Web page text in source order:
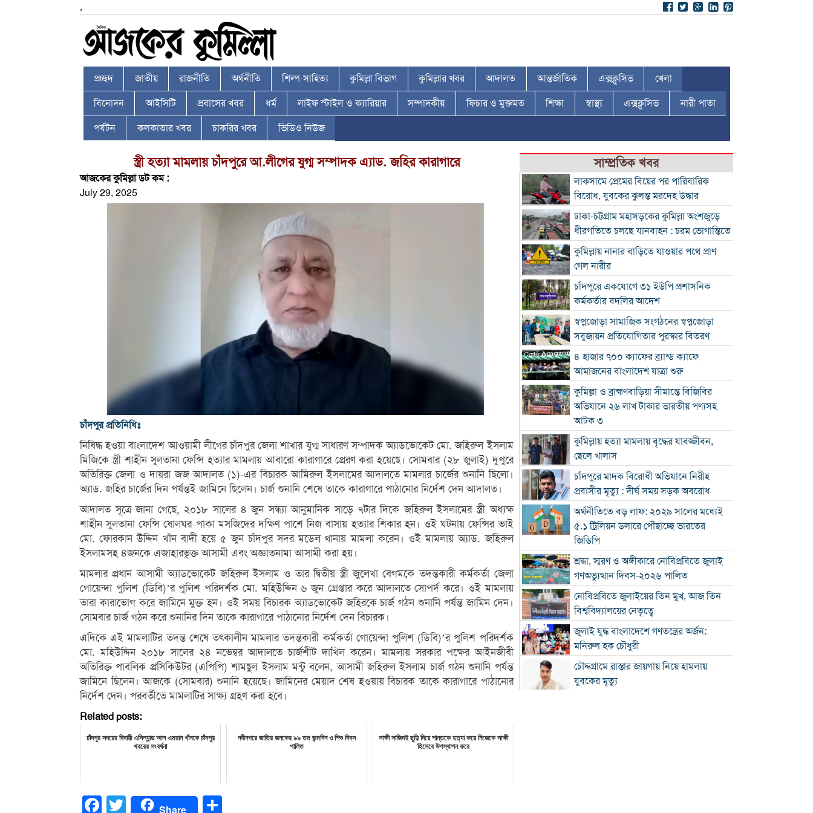
,
প্রচ্ছদ জাতীয় রাজনীতি অর্থনীতি শিল্প-সাহিত্য কুমিল্লা বিভাগ কুমিল্লার খবর আদালত আন্তর্জাতিক এক্সক্লুসিভ খেলা
বিনোদন আইসিটি প্রবাসের খবর ধর্ম লাইফ স্টাইল ও ক্যারিয়ার সম্পাদকীয় ফিচার ও মুক্তমত শিক্ষা স্বাস্থ্য এক্সক্লুসিভ নারী পাতা
পর্যটন কলকাতার খবর চাকরির খবর ভিডিও নিউজ
স্ত্রী হত্যা মামলায় চাঁদপুরে আ.লীগের যুগ্ম সম্পাদক এ্যাড. জহির কারাগারে
আজকের কুমিল্লা ডট কম :
July 29, 2025
চাঁদপুর প্রতিনিধিঃ
নিষিদ্ধ হওয়া বাংলাদেশ আওয়ামী লীগের চাঁদপুর জেলা শাখার যুগ্ম সাধারণ সম্পাদক অ্যাডভোকেট মো. জহিরুল ইসলাম
মিজিকে স্ত্রী শাহীন সুলতানা ফেন্সি হত্যার মামলায় আবারো কারাগারে প্রেরণ করা হয়েছে। সোমবার (২৮ জুলাই) দুপুরে
অতিরিক্ত জেলা ও দায়রা জজ আদালত (১)-এর বিচারক আমিরুল ইসলামের আদালতে মামলার চার্জের শুনানি ছিলো।
অ্যাড. জহির চার্জের দিন পর্যন্তই জামিনে ছিলেন। চার্জ শুনানি শেষে তাকে কারাগারে পাঠানোর নির্দেশ দেন আদালত।
আদালত সূত্রে জানা গেছে, ২০১৮ সালের ৪ জুন সন্ধ্যা আনুমানিক সাড়ে ৭টার দিকে জহিরুল ইসলামের স্ত্রী অধ্যক্ষ
শাহীন সুলতানা ফেন্সি ষোলঘর পাকা মসজিদের দক্ষিণ পাশে নিজ বাসায় হত্যার শিকার হন। ওই ঘটনায় ফেন্সির ভাই
মো. ফোরকান উদ্দিন খাঁন বাদী হয়ে ৫ জুন চাঁদপুর সদর মডেল থানায় মামলা করেন। ওই মামলায় অ্যাড. জহিরুল
ইসলামসহ ৪জনকে এজাহারভুক্ত আসামী এবং অজ্ঞাতনামা আসামী করা হয়।
মামলার প্রধান আসামী অ্যাডভোকেট জহিরুল ইসলাম ও তার দ্বিতীয় স্ত্রী জুলেখা বেগমকে তদন্তকারী কর্মকর্তা জেলা
গোয়েন্দা পুলিশ (ডিবি)’র পুলিশ পরিদর্শক মো. মহিউদ্দিন ৬ জুন গ্রেপ্তার করে আদালতে সোপর্দ করে। ওই মামলায়
তারা কারাভোগ করে জামিনে মুক্ত হন। ওই সময় বিচারক অ্যাডভোকেট জহিরকে চার্জ গঠন শুনানি পর্যন্ত জামিন দেন।
সোমবার চার্জ গঠন করে শুনানির দিন তাকে কারাগারে পাঠানোর নির্দেশ দেন বিচারক।
এদিকে এই মামলাটির তদন্ত শেষে তৎকালীন মামলার তদন্তকারী কর্মকর্তা গোয়েন্দা পুলিশ (ডিবি)’র পুলিশ পরিদর্শক
মো. মহিউদ্দিন ২০১৮ সালের ২৪ নভেম্বর আদালতে চার্জশীট দাখিল করেন। মামলায় সরকার পক্ষের আইনজীবী
অতিরিক্ত পাবলিক প্রসিকিউটর (এপিপি) শামছুল ইসলাম মন্টু বলেন, আসামী জহিরুল ইসলাম চার্জ গঠন শুনানি পর্যন্ত
জামিনে ছিলেন। আজকে (সোমবার) শুনানি হয়েছে। জামিনের মেয়াদ শেষ হওয়ায় বিচারক তাকে কারাগারে পাঠানোর
নির্দেশ দেন। পরবর্তীতে মামলাটির সাক্ষ্য গ্রহণ করা হবে।
Related posts:
চাঁদপুর সদরের বিদায়ী এসিল্যান্ড আল এমরান খাঁনকে চাঁদপুর
খবরের সংবর্ধনা
নবীনগরে জাতির জনকের ৯৯ তম জন্মদিন ও শিশু দিবস
পালিত
সাক্ষী সাজিদই ছুড়ি দিয়ে শান্তকে হত্যা করে নিজেকে সাক্ষী
হিসেবে উপস্থাপন করে
Facebook
Twitter Share
সাম্প্রতিক খবর
লাকসামে প্রেমের বিয়ের পর পারিবারিক
বিরোধ, যুবকের ঝুলন্ত মরদেহ উদ্ধার
ঢাকা-চট্টগ্রাম মহাসড়কের কুমিল্লা অংশজুড়ে
ধীরগতিতে চলছে যানবাহন : চরম ভোগান্তিতে
কুমিল্লায় নানার বাড়িতে যাওয়ার পথে প্রাণ
গেল নারীর
চাঁদপুরে একযোগে ৩১ ইউপি প্রশাসনিক
কর্মকর্তার বদলির আদেশ
স্বপ্নজোড়া সামাজিক সংগঠনের স্বপ্নজোড়া
সবুজায়ন প্রতিযোগিতার পুরস্কার বিতরণ
৪ হাজার ৭০০ ক্যাফের ব্র্যান্ড ক্যাফে
আমাজনের বাংলাদেশ যাত্রা শুরু
কুমিল্লা ও ব্রাহ্মণবাড়িয়া সীমান্তে বিজিবির
অভিযানে ২৬ লাখ টাকার ভারতীয় পণ্যসহ
আটক ৩
কুমিল্লায় হত্যা মামলায় বৃদ্ধের যাবজ্জীবন,
ছেলে খালাস
চাঁদপুরে মাদক বিরোধী অভিযানে নিরীহ
প্রবাসীর মৃত্যু : দীর্ঘ সময় সড়ক অবরোধ
অর্থনীতিতে বড় লাফ: ২০২৯ সালের মধ্যেই
৫.১ ট্রিলিয়ন ডলারে পৌঁছাচ্ছে ভারতের
জিডিপি
শ্রদ্ধা, স্মরণ ও অঙ্গীকারে নোবিপ্রবিতে জুলাই
গণঅভ্যুত্থান দিবস-২০২৬ পালিত
নোবিপ্রবিতে জুলাইয়ের তিন মুখ, আজ তিন
বিশ্ববিদ্যালয়ের নেতৃত্বে
জুলাই যুদ্ধ বাংলাদেশে গণতন্ত্রের অর্জন:
মনিরুল হক চৌধুরী
চৌদ্দগ্রামে রাস্তার জায়গায় নিয়ে হামলায়
যুবকের মৃত্যু